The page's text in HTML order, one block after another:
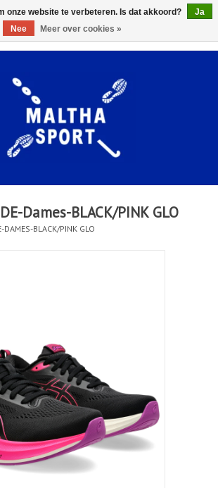
Dames-BLACK/PINK GLO
DAMES-BLACK/PINK GLO
onze website te verbeteren. Is dat akkoord?
Ja
Nee
Meer over cookies »